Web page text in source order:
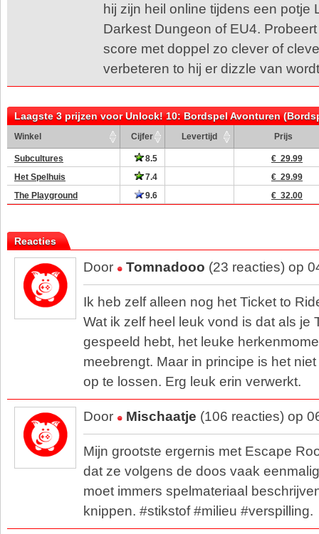
hij zijn heil online tijdens een potje
Darkest Dungeon of EU4.
score met doppel zo clever of
verbeteren to hij er dizzle van
Laagste 3 prijzen voor Unlock! 10: Bordspel Avonturen
Winkel Cijfer Levertijd Prijs
Subcultures 8.5
€ 29.99
Het Spelhuis
7.4
€ 29.99
The Playground
9.6 € 32.00
Reacties
Door Tomnadooo (23 reacties) op
Ik heb zelf alleen nog het Ticket to
Wat ik zelf heel leuk vond is dat als je
gespeeld hebt, het leuke
meebrengt. Maar in principe is het
op te lossen. Erg leuk erin verwerkt.
Door Mischaatje (106 reacties) op
Mijn grootste ergernis met Escape
dat ze volgens de doos vaak
moet immers spelmateriaal
knippen. #stikstof #milieu #verspilling.